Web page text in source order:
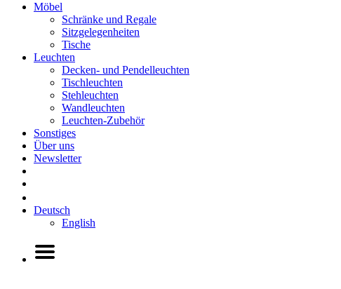
Möbel
Schränke und Regale
Sitzgelegenheiten
Tische
Leuchten
Decken- und Pendelleuchten
Tischleuchten
Stehleuchten
Wandleuchten
Leuchten-Zubehör
Sonstiges
Über uns
Newsletter
Deutsch
English